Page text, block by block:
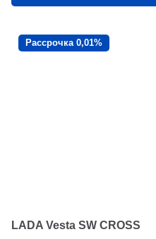
Рассрочка 0,01%
LADA Vesta SW CROSS